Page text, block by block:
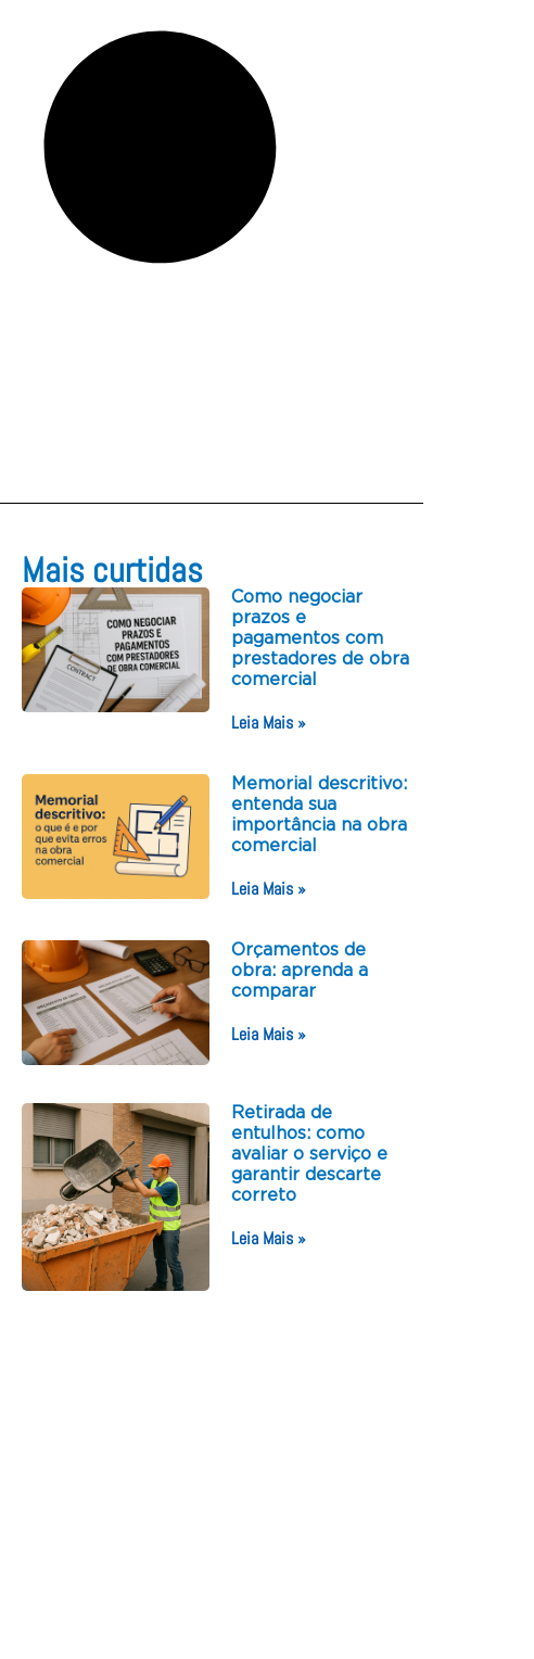
Mais curtidas​
Como negociar
prazos e
pagamentos com
prestadores de obra
comercial
Leia Mais »
Memorial descritivo:
entenda sua
importância na obra
comercial
Leia Mais »
Orçamentos de
obra: aprenda a
comparar
Leia Mais »
Retirada de
entulhos: como
avaliar o serviço e
garantir descarte
correto
Leia Mais »